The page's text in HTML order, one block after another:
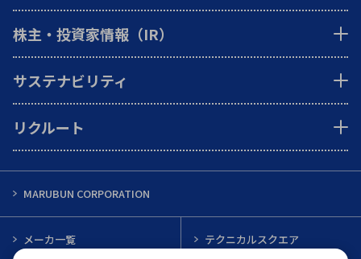
株主・投資家情報（IR）
サステナビリティ
リクルート
MARUBUN CORPORATION
メーカ一覧 テクニカルスクエア